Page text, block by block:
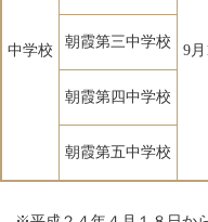
中学校 9月
朝霞第三中学校
朝霞第四中学校
朝霞第五中学校